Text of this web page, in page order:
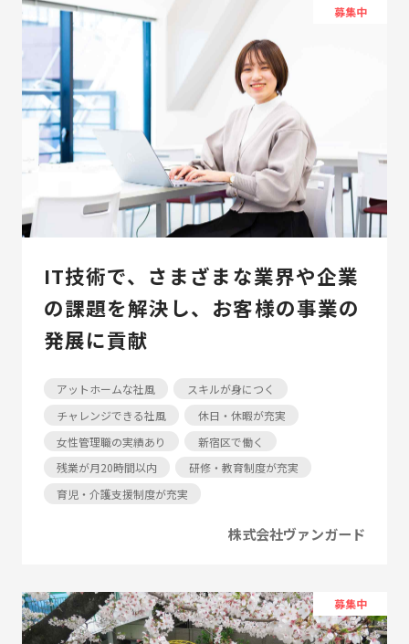
募集中
IT技術で、さまざまな業界や企業
の課題を解決し、お客様の事業の
発展に貢献
アットホームな社風
スキルが身につく
チャレンジできる社風
休日・休暇が充実
女性管理職の実績あり
新宿区で働く
残業が月20時間以内
研修・教育制度が充実
育児・介護支援制度が充実
株式会社ヴァンガード
募集中